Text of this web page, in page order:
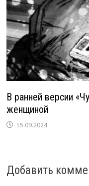
В ранней версии
женщиной
15.09.2024
Добавить